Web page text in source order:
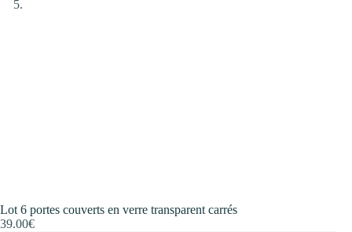
Lot 6 portes couverts en verre transparent carrés
39.00€